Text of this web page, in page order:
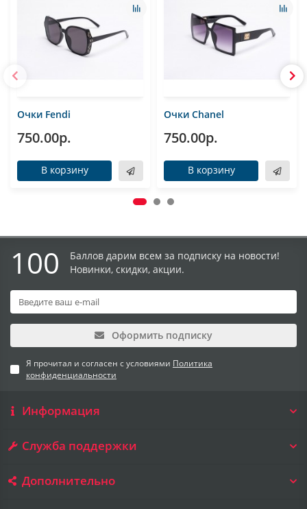
Очки Fendi
750.00р.
В корзину
Очки Chanel
750.00р.
В корзину
100
Баллов дарим всем за подписку на новости!
Новинки, скидки, акции.
Оформить подписку
Я прочитал и согласен с условиями Политика
конфиденциальности
Информация
Служба поддержки
Дополнительно